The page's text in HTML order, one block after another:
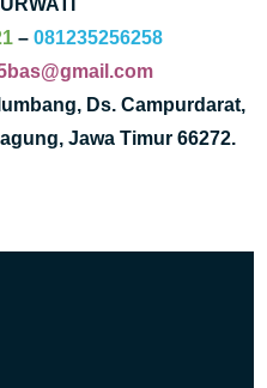
– 081235256258
Ds. Campurdarat,
Jawa Timur 66272.